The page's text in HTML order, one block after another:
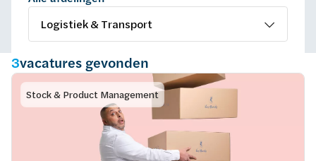
Centrale Diensten
Aankoop
Data & Process Management
Finance
3vacatures gevonden
Stock & Product Management